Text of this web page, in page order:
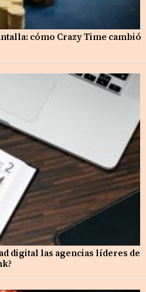
cómo Crazy Time cambió
digital las agencias líderes de